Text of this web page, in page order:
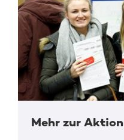
Mehr zur Aktion